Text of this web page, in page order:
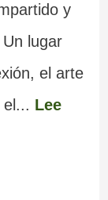
y
lugar
el arte
Lee